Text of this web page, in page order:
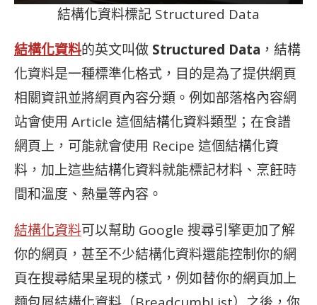
結構化資料標記 Structured Data
結構化資料的英文叫做 Structured Data ，結構
化資料是一種標準化格式，目的是為了提供網頁
相關資訊並將網頁內容分類。例如部落格內容網
站會使用 Article 這個結構化資料類型；在食譜
網頁上，可能就會使用 Recipe 這個結構化資
料，加上這些結構化資料就能標記材料、烹飪時
間和溫度、熱量等內容。
結構化資料可以幫助 Google 搜尋引擎更加了解
你的網頁，甚至不少結構化資料還能控制你的網
頁在搜尋結果呈現的樣式，例如替你的網頁加上